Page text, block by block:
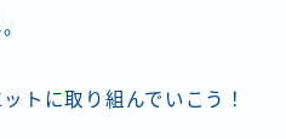
トに取り組んでいこう！